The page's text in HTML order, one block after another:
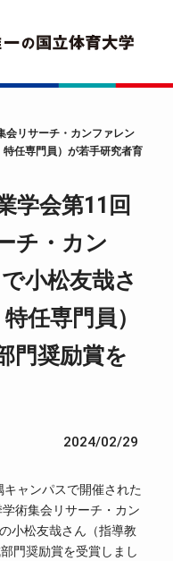
会リサーチ・カンファレン
任専門員）が若手研究者育
学会第11回
チ・カン
小松友哉さ
任専門員）
門奨励賞を
2024/02/29
ャンパスで開催された
術集会リサーチ・カン
小松友哉さん（指導教
門奨励賞を受賞しまし